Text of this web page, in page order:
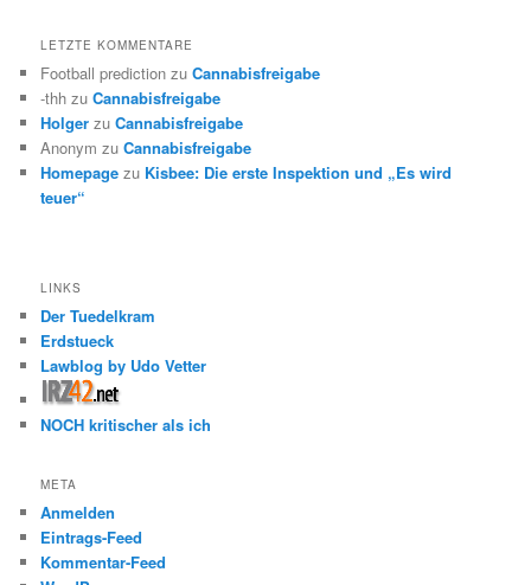
LETZTE KOMMENTARE
Football prediction zuCannabisfreigabe
-thh zuCannabisfreigabe
Holger zuCannabisfreigabe
Anonym zuCannabisfreigabe
Homepage zu Kisbee: Die erste Inspektion und „Es wird
teuer“
LINKS
Der Tuedelkram
Erdstueck
Lawblog by Udo Vetter
NOCH kritischer als ich
META
Anmelden
Eintrags-Feed
Kommentar-Feed